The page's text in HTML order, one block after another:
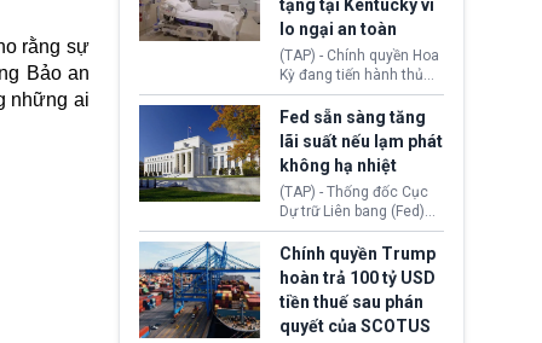
rằng sự
Bảo an
những ai
buộc dùng sức ép tài
chính để đổi lấy sự ủng
chính trị từ Liên đoàn
Bóng đá Jordan. Trước
áp lực dồn dập, FIFA phải
tổ chức cuộc họp khẩn ở
Morocco.
tạng tại Kentucky vì
lo ngại an toàn
(TAP) - Chính quyền Hoa
Kỳ đang tiến hành thủ
tục thu hồi chứng nhận
hoạt động của tổ chức
hiến tạng Network for
Hope (bang Kentucky).
Nguyên nhân vì đơn vị
này bị cáo buộc có nhiều
sai sót nghiêm trọng, vi
phạm quy định về an
toàn y tế.
Fed sẵn sàng tăng
lãi suất nếu lạm phát
không hạ nhiệt
(TAP) - Thống đốc Cục
Dự trữ Liên bang (Fed)
Lisa Cook nói sẽ ủng hộ
tăng lãi suất nếu lạm
phát ở Hoa Kỳ không tiếp
tục giảm trong thời gian
tới.
Chính quyền Trump
hoàn trả 100 tỷ USD
tiền thuế sau phán
quyết của SCOTUS